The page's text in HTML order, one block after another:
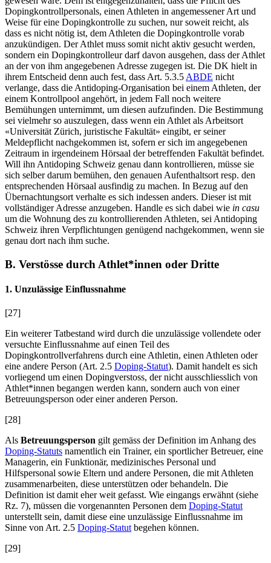
Dopingkontrollpersonals, einen Athleten in angemessener Art und
Weise für eine Dopingkontrolle zu suchen, nur soweit reicht, als
dass es nicht nötig ist, dem Athleten die Dopingkontrolle vorab
anzukündigen. Der Athlet muss somit nicht aktiv gesucht werden,
sondern ein Dopingkontrolleur darf davon ausgehen, dass der Athlet
an der von ihm angegebenen Adresse zugegen ist. Die DK hielt in
ihrem Entscheid denn auch fest, dass Art. 5.3.5 ABDE nicht
verlange, dass die Antidoping-Organisation bei einem Athleten, der
einem Kontrollpool angehört, in jedem Fall noch weitere
Bemühungen unternimmt, um diesen aufzufinden. Die Bestimmung
sei vielmehr so auszulegen, dass wenn ein Athlet als Arbeitsort
«Universität Zürich, juristische Fakultät» eingibt, er seiner
Meldepflicht nachgekommen ist, sofern er sich im angegebenen
Zeitraum in irgendeinem Hörsaal der betreffenden Fakultät befindet.
Will ihn Antidoping Schweiz genau dann kontrollieren, müsse sie
sich selber darum bemühen, den genauen Aufenthaltsort resp. den
entsprechenden Hörsaal ausfindig zu machen. In Bezug auf den
Übernachtungsort verhalte es sich indessen anders. Dieser ist mit
vollständiger Adresse anzugeben. Handle es sich dabei wie in casu
um die Wohnung des zu kontrollierenden Athleten, sei Antidoping
Schweiz ihren Verpflichtungen genügend nachgekommen, wenn sie
genau dort nach ihm suche.
B. Verstösse durch Athlet*innen oder Dritte
1. Unzulässige Einflussnahme
[27]
Ein weiterer Tatbestand wird durch die unzulässige vollendete oder
versuchte Einflussnahme auf einen Teil des
Dopingkontrollverfahrens durch eine Athletin, einen Athleten oder
eine andere Person (Art. 2.5 Doping-Statut). Damit handelt es sich
vorliegend um einen Dopingverstoss, der nicht ausschliesslich von
Athlet*innen begangen werden kann, sondern auch von einer
Betreuungsperson oder einer anderen Person.
[28]
Als Betreuungsperson gilt gemäss der Definition im Anhang des
Doping-Statuts namentlich ein Trainer, ein sportlicher Betreuer, eine
Managerin, ein Funktionär, medizinisches Personal und
Hilfspersonal sowie Eltern und andere Personen, die mit Athleten
zusammenarbeiten, diese unterstützen oder behandeln. Die
Definition ist damit eher weit gefasst. Wie eingangs erwähnt (siehe
Rz. 7), müssen die vorgenannten Personen dem Doping-Statut
unterstellt sein, damit diese eine unzulässige Einflussnahme im
Sinne von Art. 2.5 Doping-Statut begehen können.
[29]